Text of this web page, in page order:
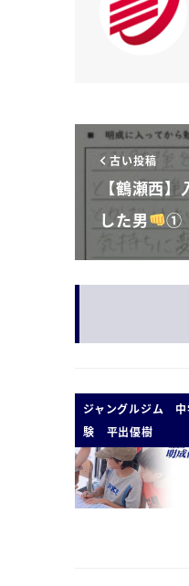
古い投稿
【鶴瀬西
した男
①
ジャングルジム 中
験 平出優樹